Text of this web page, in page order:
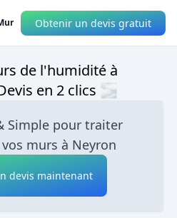
Obtenir un devis gratuit
de l'humidité à
en 2 clics 🌫
Simple pour traiter
murs à Neyron
devis maintenant